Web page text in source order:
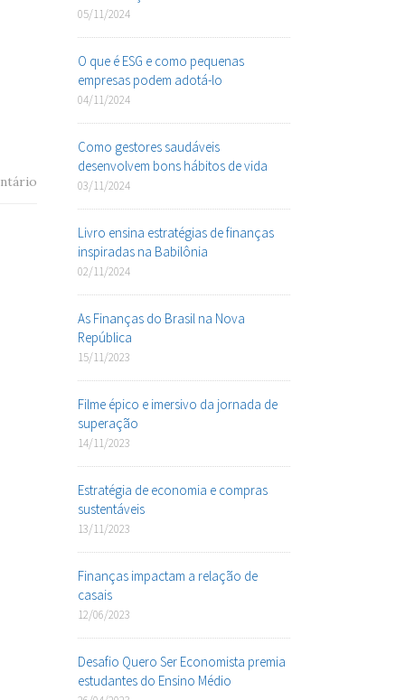
05/11/2024
O que é ESG e como pequenas
empresas podem adotá-lo
04/11/2024
Como gestores saudáveis
desenvolvem bons hábitos de vida
03/11/2024
Livro ensina estratégias de finanças
inspiradas na Babilônia
02/11/2024
As Finanças do Brasil na Nova
República
15/11/2023
Filme épico e imersivo da jornada de
superação
14/11/2023
Estratégia de economia e compras
sustentáveis
13/11/2023
Finanças impactam a relação de
casais
12/06/2023
Desafio Quero Ser Economista premia
estudantes do Ensino Médio